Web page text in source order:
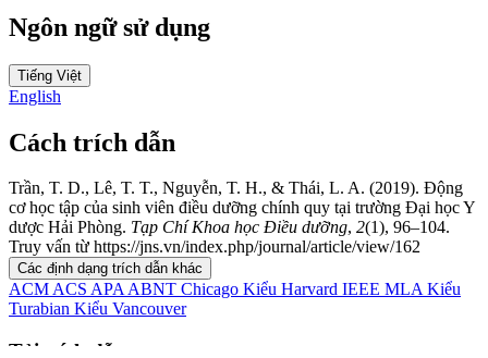
Ngôn ngữ sử dụng
Tiếng Việt
English
Cách trích dẫn
Trần, T. D., Lê, T. T., Nguyễn, T. H., & Thái, L. A. (2019). Động
cơ học tập của sinh viên điều dưỡng chính quy tại trường Đại học Y
dược Hải Phòng. Tạp Chí Khoa học Điều dưỡng, 2(1), 96–104.
Truy vấn từ https://jns.vn/index.php/journal/article/view/162
Các định dạng trích dẫn khác
ACMACS APAABNT Chicago Kiểu Harvard IEEE MLAKiểu
Turabian Kiểu Vancouver
Tải trích dẫn